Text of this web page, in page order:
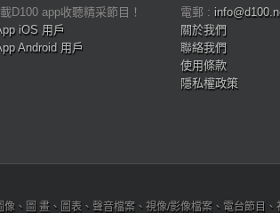
D100 app收聽精采節目！
iOS 用戶
Android 用戶
電郵 :
關於我們
聯絡我們
使用條款
隱私權政策
、圖 畫、圖表、聲音檔案、視像/影像檔案、電台節目